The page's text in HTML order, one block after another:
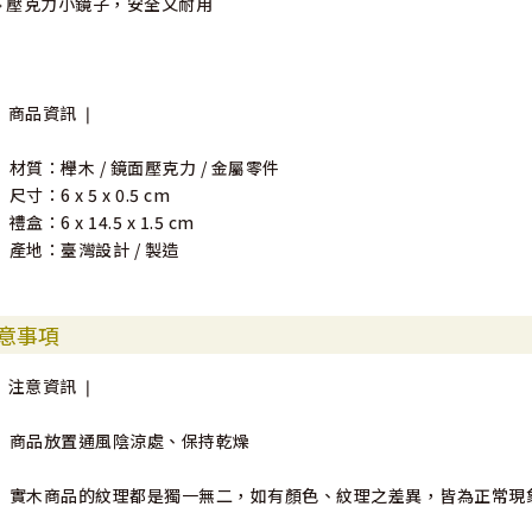
品資訊 ❘
質：櫸木 / 鏡面壓克力 / 金屬零件
寸：6 x 5 x 0.5 cm
盒：6 x 14.5 x 1.5 cm
地：臺灣設計 / 製造
事項
意資訊 ❘
品放置通風陰涼處、保持乾燥
木商品的紋理都是獨一無二，如有顏色、紋理之差異，皆為正常現